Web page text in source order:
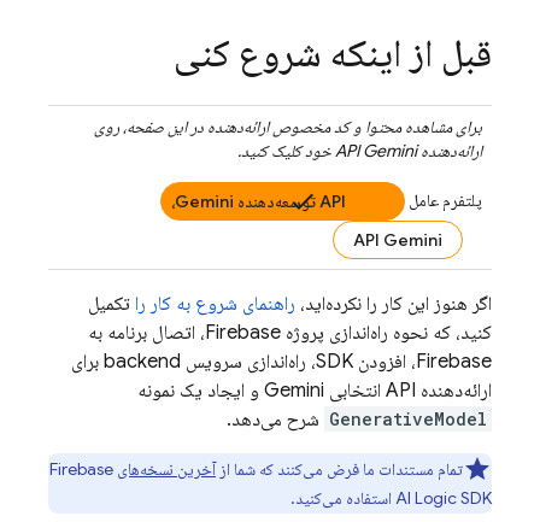
قبل از اینکه شروع کنی
برای مشاهده محتوا و کد مخصوص ارائه‌دهنده در این صفحه، روی
ارائه‌دهندهAPI Geminiخود کلیک کنید.
پلتفرم عامل
API توسعه‌دهنده Gemini،
API Gemini
اگر هنوز این کار را نکرده‌اید، راهنمای شروع به کار را تکمیل
کنید، که نحوه راه‌اندازی پروژه Firebase، اتصال برنامه به
Firebase، افزودن SDK، راه‌اندازی سرویس backend برای
ارائه‌دهنده API انتخابی Gemini و ایجاد یک نمونه
GenerativeModel شرح می‌دهد.
تمام مستندات ما فرض می‌کنند که شما ازآخرین نسخه‌های Firebase
AI LogicSDK استفاده می‌کنید.